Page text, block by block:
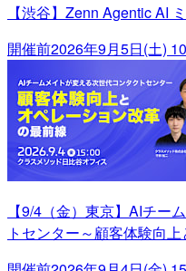
【渋谷】Zenn Agentic AI
開催前2026年9月5日(土)
【9/4（金）東京】AIチー
トセンター～顧客体験向